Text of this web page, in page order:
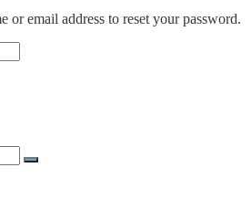
or email address to reset your password.